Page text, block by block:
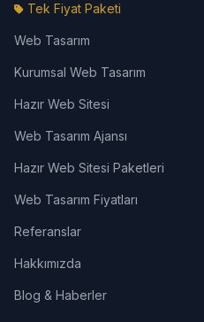
Tek Fiyat Paketi
Web Tasarım
Kurumsal Web Tasarım
Hazır Web Sitesi
Web Tasarım Ajansı
Hazır Web Sitesi Paketleri
Web Tasarım Fiyatları
Referanslar
Hakkımızda
Blog & Haberler